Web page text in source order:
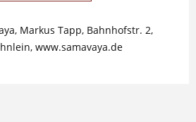
Markus Tapp, Bahnhofstr. 2,
www.samavaya.de